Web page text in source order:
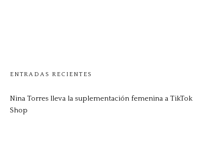
ENTRADAS RECIENTES
Nina Torres lleva la suplementación femenina a TikTok
Shop